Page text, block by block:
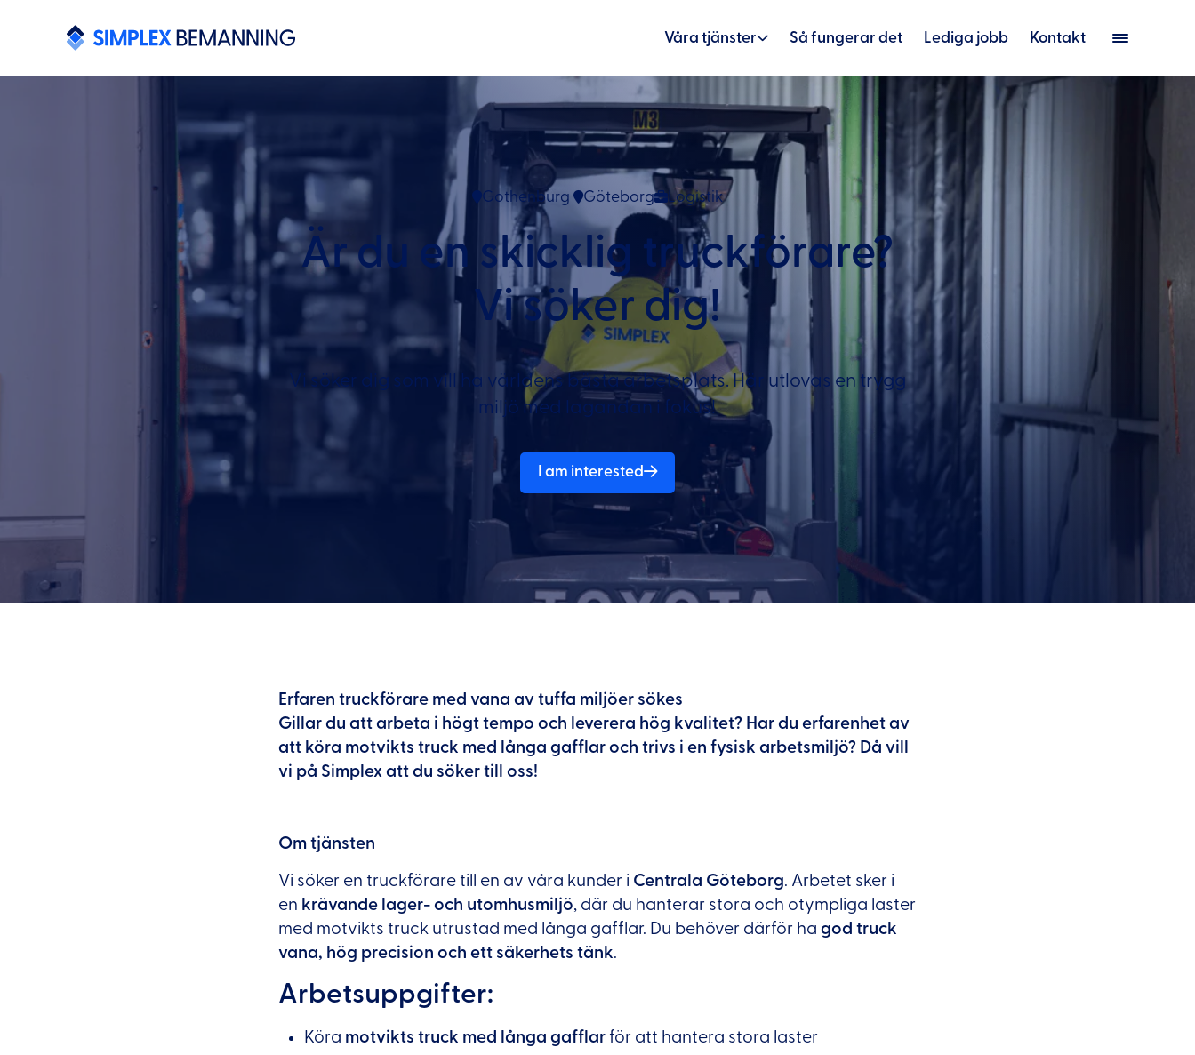
Våra tjänster Så fungerar det Lediga jobb Kontakt
Gothenburg Göteborg Logistik
Är du en skicklig truckförare?
Vi söker dig!
Vi söker dig som vill ha världens bästa arbetsplats. Här utlovas en trygg
miljö med lagandan i fokus!
I am interested
Erfaren truckförare med vana av tuffa miljöer sökes
Gillar du att arbeta i högt tempo och leverera hög kvalitet? Har du erfarenhet av
att köra motvikts truck med långa gafflar och trivs i en fysisk arbetsmiljö? Då vill
vi på Simplex att du söker till oss!
Om tjänsten
Vi söker en truckförare till en av våra kunder i Centrala Göteborg. Arbetet sker i
en krävande lager- och utomhusmiljö, där du hanterar stora och otympliga laster
med motvikts truck utrustad med långa gafflar. Du behöver därför ha god truck
vana, hög precision och ett säkerhets tänk.
Arbetsuppgifter:
Köra motvikts truck med långa gafflar för att hantera stora laster